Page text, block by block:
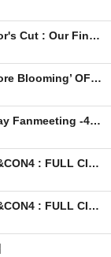
[콘서트] 2025 JUNG YONG HWA LIVE 'Director's Cut : Our Fine Days‘ 안내
[팬미팅] 2025 RO WOON FAN MEETING ‘Before Blooming’ OFFICIAL MD 온라인 예약 판매 안내
[안내] 2025 JUNG YONGHWA Special Birthday Fanmeeting -444- 글로벌 티켓 안내
[콘서트] 2025 N.Flying LIVE WORLD TOUR '&CON4 : FULL CIRCLE' in MACAU
[콘서트] 2025 N.Flying LIVE WORLD TOUR '&CON4 : FULL CIRCLE' IN U.S.A 안내